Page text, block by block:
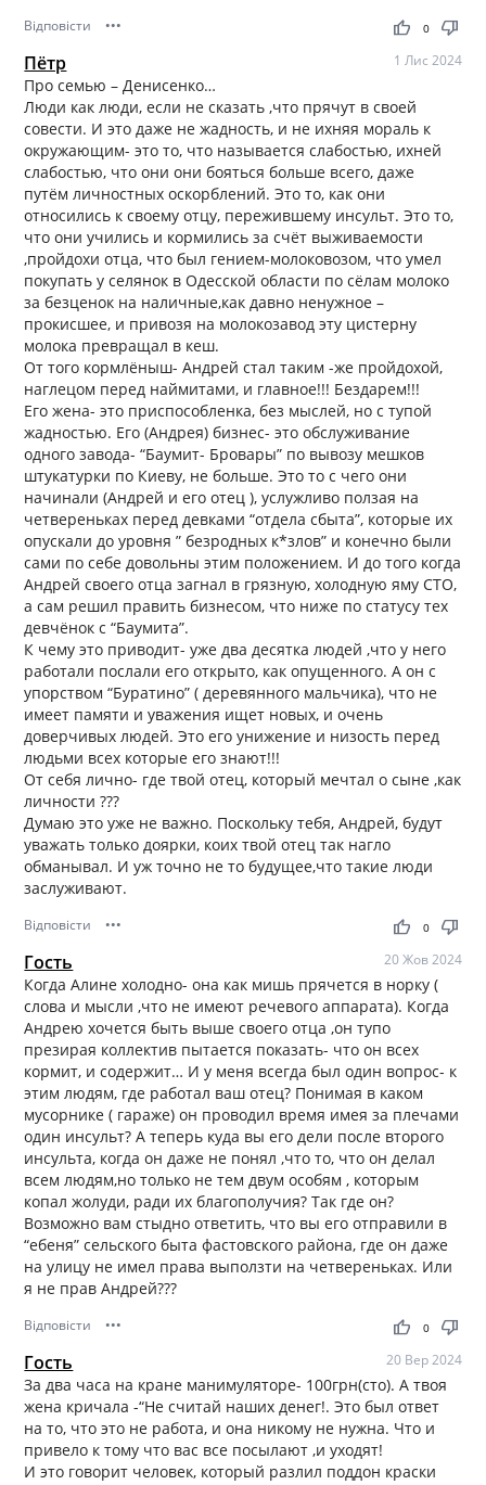
Відповісти ••• thumb_up thumb_down
0
Пётр 1 Лис 2024
Про семью – Денисенко…
Люди как люди, если не сказать ,что прячут в своей
совести. И это даже не жадность, и не ихняя мораль к
окружающим- это то, что называется слабостью, ихней
слабостью, что они они бояться больше всего, даже
путём личностных оскорблений. Это то, как они
относились к своему отцу, пережившему инсульт. Это то,
что они учились и кормились за счёт выживаемости
,пройдохи отца, что был гением-молоковозом, что умел
покупать у селянок в Одесской области по сёлам молоко
за безценок на наличные,как давно ненужное –
прокисшее, и привозя на молокозавод эту цистерну
молока превращал в кеш.
От того кормлёныш- Андрей стал таким -же пройдохой,
наглецом перед наймитами, и главное!!! Бездарем!!!
Его жена- это приспособленка, без мыслей, но с тупой
жадностью. Его (Андрея) бизнес- это обслуживание
одного завода- “Баумит- Бровары” по вывозу мешков
штукатурки по Киеву, не больше. Это то с чего они
начинали (Андрей и его отец ), услужливо ползая на
четвереньках перед девками “отдела сбыта”, которые их
опускали до уровня ” безродных к*злов” и конечно были
сами по себе довольны этим положением. И до того когда
Андрей своего отца загнал в грязную, холодную яму СТО,
а сам решил править бизнесом, что ниже по статусу тех
девчёнок с “Баумита”.
К чему это приводит- уже два десятка людей ,что у него
работали послали его открыто, как опущенного. А он с
упорством “Буратино” ( деревянного мальчика), что не
имеет памяти и уважения ищет новых, и очень
доверчивых людей. Это его унижение и низость перед
людьми всех которые его знают!!!
От себя лично- где твой отец, который мечтал о сыне ,как
личности ???
Думаю это уже не важно. Поскольку тебя, Андрей, будут
уважать только доярки, коих твой отец так нагло
обманывал. И уж точно не то будущее,что такие люди
заслуживают.
Відповісти ••• thumb_up thumb_down
0
Гость 20 Жов 2024
Когда Алине холодно- она как мишь прячется в норку (
слова и мысли ,что не имеют речевого аппарата). Когда
Андрею хочется быть выше своего отца ,он тупо
презирая коллектив пытается показать- что он всех
кормит, и содержит… И у меня всегда был один вопрос- к
этим людям, где работал ваш отец? Понимая в каком
мусорнике ( гараже) он проводил время имея за плечами
один инсульт? А теперь куда вы его дели после второго
инсульта, когда он даже не понял ,что то, что он делал
всем людям,но только не тем двум особям , которым
копал жолуди, ради их благополучия? Так где он?
Возможно вам стыдно ответить, что вы его отправили в
“ебеня” сельского быта фастовского района, где он даже
на улицу не имел права выползти на четвереньках. Или
я не прав Андрей???
Відповісти ••• thumb_up thumb_down
0
Гость 20 Вер 2024
За два часа на кране манимуляторе- 100грн(сто). А твоя
жена кричала -“Не считай наших денег!. Это был ответ
на то, что это не работа, и она никому не нужна. Что и
привело к тому что вас все посылают ,и уходят!
И это говорит человек, который разлил поддон краски